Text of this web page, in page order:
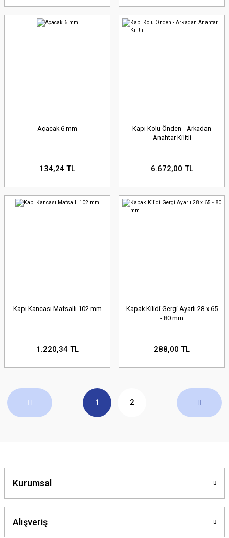
Açacak 6 mm
134,24 TL
Kapı Kolu Önden - Arkadan
Anahtar Kilitli
6.672,00 TL
Kapı Kancası Mafsallı 102 mm
1.220,34 TL
Kapak Kilidi Gergi Ayarlı 28 x 65
- 80 mm
288,00 TL
1 2
Kurumsal
Alışveriş